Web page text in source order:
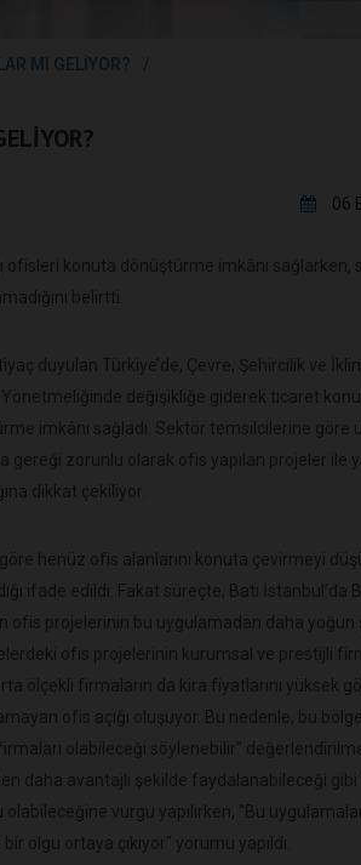
MI GELİYOR?
06
ofisleri konuta dönüştürme imkânı
belirtti.
duyulan Türkiye’de, Çevre, Şehircilik ve
Yönetmeliğinde değişikliğe giderek ticaret
imkânı sağladı. Sektör temsilcilerine göre
gereği zorunlu olarak ofis yapılan projeler ile
dikkat çekiliyor.
henüz ofis alanlarını konuta çevirmeyi
ifade edildi. Fakat süreçte, Batı İstanbul’da
ofis projelerinin bu uygulamadan daha
ofis projelerinin kurumsal ve prestijli
ölçekli firmaların da kira fiyatlarını yüksek
ofis açığı oluşuyor. Bu nedenle, bu
olabileceği söylenebilir"
daha avantajlı şekilde faydalanabileceği gibi
vurgu yapılırken, "Bu
olgu ortaya çıkıyor" yorumu yapıldı.